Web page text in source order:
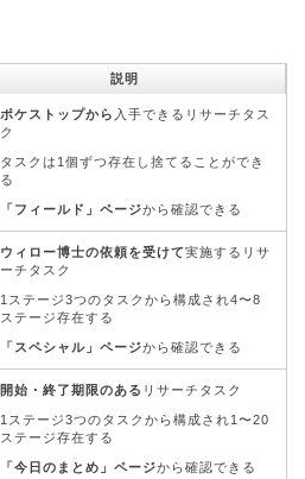
説明
ポケストップから 入手できるリサーチタス
ク
タスクは1個ずつ存在し捨てることができ
る
「フィールド」ページから確認できる
ウィロー博士の依頼を受けて実施するリサ
ーチタスク
1ステージ3つのタスクから構成され4〜8
ステージ存在する
「スペシャル」ページから確認できる
開始・終了期限のある リサーチタスク
1ステージ3つのタスクから構成され1〜20
ステージ存在する
「今日のまとめ」ページから確認できる